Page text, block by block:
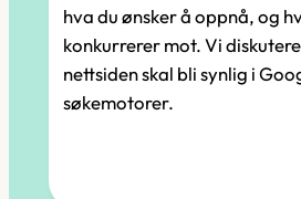
hva du ønsker å oppnå, og
konkurrerer mot. Vi
nettsiden skal bli synlig i
søkemotorer.